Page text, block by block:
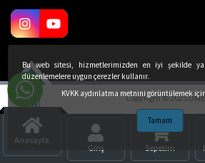
Copyright © 2025
Anasayfa
Giriş Sepetim
Bu web sitesi, hizmetlerimizden en iyi şekilde
düzenlemelere uygun çerezler kullanır.
KVKK aydınlatma metnini görüntülemek
Tamam